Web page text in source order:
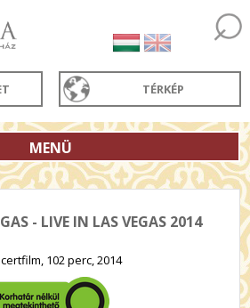
TÉRKÉP
MENÜ
- LIVE IN LAS VEGAS 2014
102 perc, 2014